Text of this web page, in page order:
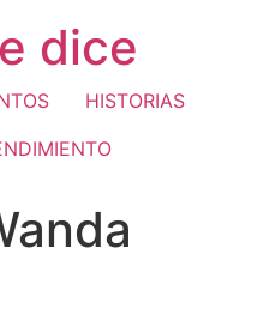
dice
HISTORIAS